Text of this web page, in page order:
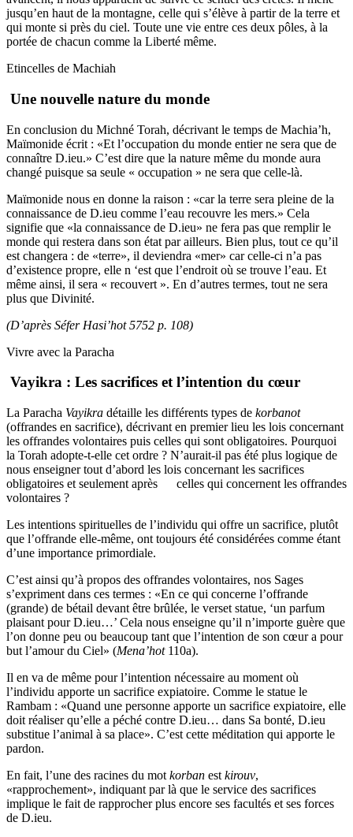
jusqu’en haut de la montagne, celle qui s’élève à partir de la terre et
qui monte si près du ciel. Toute une vie entre ces deux pôles, à la
portée de chacun comme la Liberté même.
Etincelles de Machiah
Une nouvelle nature du monde
En conclusion du Michné Torah, décrivant le temps de Machia’h,
Maïmonide écrit : «Et l’occupation du monde entier ne sera que de
connaître D.ieu.» C’est dire que la nature même du monde aura
changé puisque sa seule « occupation » ne sera que celle-là.
Maïmonide nous en donne la raison : «car la terre sera pleine de la
connaissance de D.ieu comme l’eau recouvre les mers.» Cela
signifie que «la connaissance de D.ieu» ne fera pas que remplir le
monde qui restera dans son état par ailleurs. Bien plus, tout ce qu’il
est changera : de «terre», il deviendra «mer» car celle-ci n’a pas
d’existence propre, elle n ‘est que l’endroit où se trouve l’eau. Et
même ainsi, il sera « recouvert ». En d’autres termes, tout ne sera
plus que Divinité.
(D’après Séfer Hasi’hot 5752 p. 108)
Vivre avec la Paracha
Vayikra : Les sacrifices et l’intention du cœur
La Paracha Vayikra détaille les différents types de korbanot
(offrandes en sacrifice), décrivant en premier lieu les lois concernant
les offrandes volontaires puis celles qui sont obligatoires. Pourquoi
la Torah adopte-t-elle cet ordre ? N’aurait-il pas été plus logique de
nous enseigner tout d’abord les lois concernant les sacrifices
obligatoires et seulement après celles qui concernent les offrandes
volontaires ?
Les intentions spirituelles de l’individu qui offre un sacrifice, plutôt
que l’offrande elle-même, ont toujours été considérées comme étant
d’une importance primordiale.
C’est ainsi qu’à propos des offrandes volontaires, nos Sages
s’expriment dans ces termes : «En ce qui concerne l’offrande
(grande) de bétail devant être brûlée, le verset statue, ‘un parfum
plaisant pour D.ieu…’ Cela nous enseigne qu’il n’importe guère que
l’on donne peu ou beaucoup tant que l’intention de son cœur a pour
but l’amour du Ciel» (Mena’hot110a).
Il en va de même pour l’intention nécessaire au moment où
l’individu apporte un sacrifice expiatoire. Comme le statue le
Rambam : «Quand une personne apporte un sacrifice expiatoire, elle
doit réaliser qu’elle a péché contre D.ieu… dans Sa bonté, D.ieu
substitue l’animal à sa place». C’est cette méditation qui apporte le
pardon.
En fait, l’une des racines du mot korban est kirouv,
«rapprochement», indiquant par là que le service des sacrifices
implique le fait de rapprocher plus encore ses facultés et ses forces
de D.ieu.